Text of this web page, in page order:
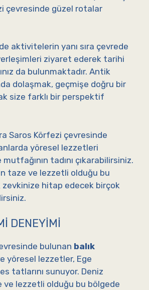
çevresinde güzel rotalar
aktivitelerin yanı sıra çevrede
ziyaret ederek tarihi
da bulunmaktadır. Antik
dolaşmak, geçmişe doğru bir
size farklı bir perspektif
Saros Körfezi çevresinde
yöresel lezzetleri
tadını çıkarabilirsiniz.
taze ve lezzetli olduğu bu
zevkinize hitap edecek birçok
DENEYIMI
bulunan balık
yöresel lezzetler, Ege
tatlarını sunuyor. Deniz
ve lezzetli olduğu bu bölgede